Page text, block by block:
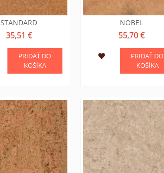
STANDARD
35,51 €
PRIDAŤ DO
KOŠÍKA
NOBEL
55,70 €
PRIDAŤ DO
KOŠÍKA